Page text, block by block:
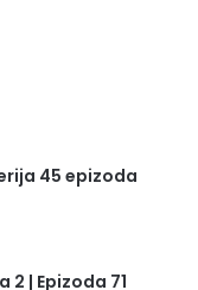
45 epizoda
2 | Epizoda 71